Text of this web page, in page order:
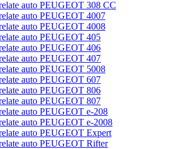
auto PEUGEOT 308 CC
auto PEUGEOT 4007
auto PEUGEOT 4008
auto PEUGEOT 405
auto PEUGEOT 406
auto PEUGEOT 407
auto PEUGEOT 5008
auto PEUGEOT 607
auto PEUGEOT 806
auto PEUGEOT 807
auto PEUGEOT e-208
auto PEUGEOT e-2008
auto PEUGEOT Expert
auto PEUGEOT Rifter